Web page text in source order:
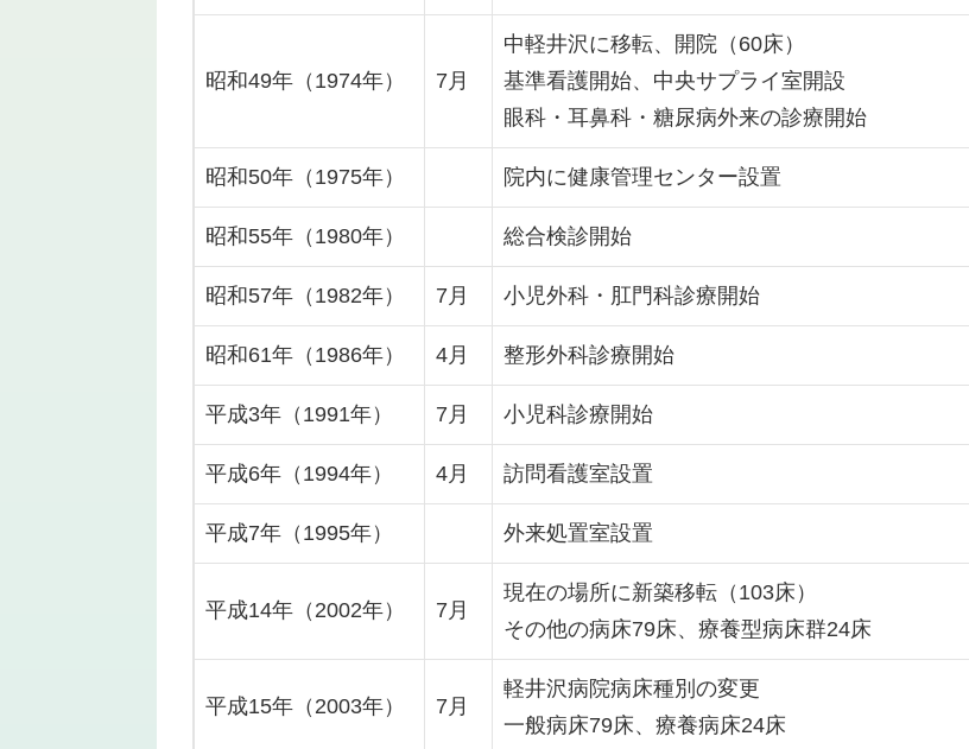
昭和49年（1974年） 7月
中軽井沢に移転、開院（60床）
基準看護開始、中央サプライ室開設
眼科・耳鼻科・糖尿病外来の診療開始
昭和50年（1975年） 院内に健康管理センター設置
昭和55年（1980年） 総合検診開始
昭和57年（1982年） 7月 小児外科・肛門科診療開始
昭和61年（1986年） 4月 整形外科診療開始
平成3年（1991年） 7月 小児科診療開始
平成6年（1994年） 4月 訪問看護室設置
平成7年（1995年） 外来処置室設置
平成14年（2002年） 7月
現在の場所に新築移転（103床）
その他の病床79床、療養型病床群24床
平成15年（2003年） 7月
軽井沢病院病床種別の変更
一般病床79床、療養病床24床